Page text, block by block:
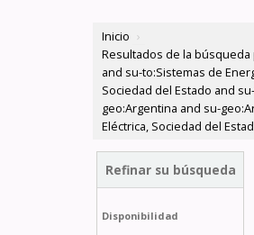
Inicio ›
Resultados de la búsqueda
and su-to:Sistemas de
Sociedad del Estado and
geo:Argentina and su-
Eléctrica, Sociedad del
Refinar su búsqueda
Disponibilidad